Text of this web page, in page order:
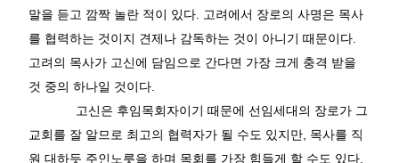
말을 듣고 깜짝 놀란 적이 있다
고려에서 장로의 사명은 목사
를 협력하는 것이지 견제나 감독하는 것이 아니기 때문이다
고려의 목사가 고신에 담임으로 간다면 가장 크게 충격 받을
것 중의 하나일 것이다
고신은 후임목회자이기 때문에 선임세대의 장로가 그
교회를 잘 알므로 최고의 협력자가 될 수도 있지만 목사를 직
원 대하듯 주인노릇을 하며 목회를 가장 힘들게 할 수도 있다